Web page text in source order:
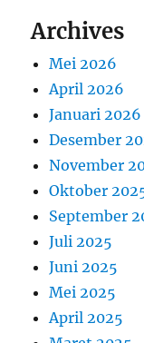
Archives
Mei 2026
April 2026
Januari 2026
Desember
November
Oktober
September
Juli 2025
Juni 2025
Mei 2025
April 2025